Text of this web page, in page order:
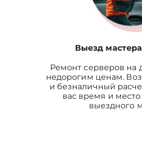
Выезд
Ремонт серверов на
недорогим ценам.
и безналичный
вас время и
выездного